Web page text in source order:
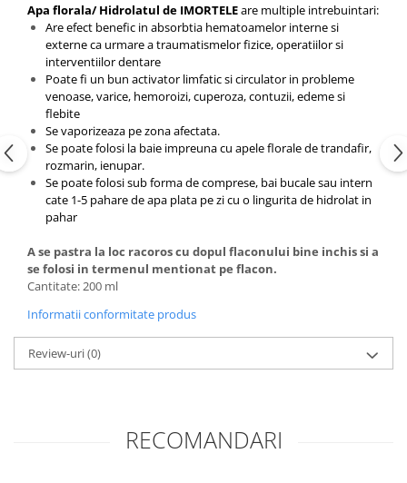
Apa florala/ Hidrolatul de IMORTELEare multiple intrebuintari:
Are efect benefic in absorbtia hematoamelor interne si
externe ca urmare a traumatismelor fizice, operatiilor si
interventiilor dentare
Poate fi un bun activator limfatic si circulator in probleme
venoase, varice, hemoroizi, cuperoza, contuzii, edeme si
flebite
Se vaporizeaza pe zona afectata.
Se poate folosi la baie impreuna cu apele florale de trandafir,
rozmarin, ienupar.
Se poate folosi sub forma de comprese, bai bucale sau intern
cate 1-5 pahare de apa plata pe zi cu o lingurita de hidrolat in
pahar
A se pastra la loc racoros cu dopul flaconului bine inchis si a
se folosi in termenul mentionat pe flacon.
Cantitate: 200 ml
Informatii conformitate produs
Review-uri(0)
RECOMANDARI